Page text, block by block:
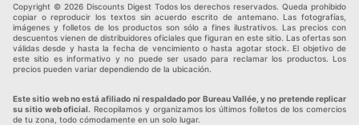
Copyright © 2026 Discounts Digest Todos los derechos reservados. Queda prohibido
copiar o reproducir los textos sin acuerdo escrito de antemano. Las fotografías,
imágenes y folletos de los productos son sólo a fines ilustrativos. Las precios con
descuentos vienen de distribuidores oficiales que figuran en este sitio. Las ofertas son
válidas desde y hasta la fecha de vencimiento o hasta agotar stock. El objetivo de
este sitio es informativo y no puede ser usado para reclamar los productos. Los
precios pueden variar dependiendo de la ubicación.
Este sitio web no está afiliado ni respaldado por Bureau Vallée, y no pretende replicar
su sitio web oficial. Recopilamos y organizamos los últimos folletos de los comercios
de tu zona, todo cómodamente en un solo lugar.